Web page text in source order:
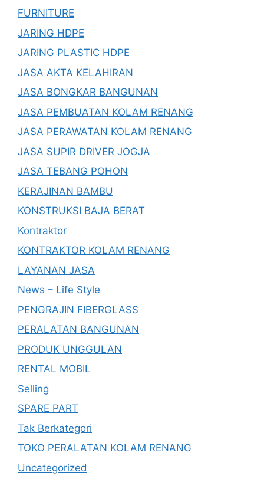
FURNITURE
JARING HDPE
JARING PLASTIC HDPE
JASA AKTA KELAHIRAN
JASA BONGKAR BANGUNAN
JASA PEMBUATAN KOLAM RENANG
JASA PERAWATAN KOLAM RENANG
JASA SUPIR DRIVER JOGJA
JASA TEBANG POHON
KERAJINAN BAMBU
KONSTRUKSI BAJA BERAT
Kontraktor
KONTRAKTOR KOLAM RENANG
LAYANAN JASA
News – Life Style
PENGRAJIN FIBERGLASS
PERALATAN BANGUNAN
PRODUK UNGGULAN
RENTAL MOBIL
Selling
SPARE PART
Tak Berkategori
TOKO PERALATAN KOLAM RENANG
Uncategorized